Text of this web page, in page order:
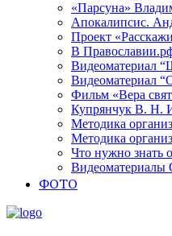
«Парсуна»
Апокалипсис.
Проект
В
Видеоматериал
Видеоматериал
Фильм «Вера
Купрянчук В. Н.
Методика
Методика
Что нужно знать
Видеоматериалы
ФОТО